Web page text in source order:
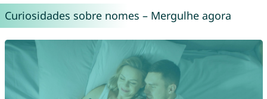
Curiosidades sobre nomes – Mergulhe agora